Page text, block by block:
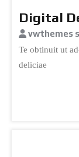
Digital
vwthemes
Te obtinuit ut
deliciae